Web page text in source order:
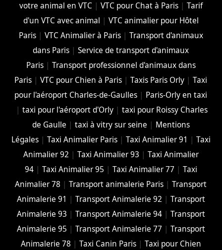
votre animal en VTC | VTC pour Chat à Paris| Tarif
d'un VTC avec animal | VTC animalier pour Hôtel
Paris| VTC Animalier à Paris| Transport d'animaux
dans Paris |Service de transport d'animaux
Paris| Transport professionnel d'animaux dans
Paris |VTC pour Chien à Paris |Taxis Paris Orly |Taxi
pour l'aéroport Charles-de-Gaulles | Paris-Orly en taxi
|taxi pour l'aéroport d'Orly |taxi pour Roissy Charles
de Gaulle | taxi à vitry sur seine | Mentions
Légales| Taxi Animalier Paris| Taxi Animalier 91 | Taxi
Animalier 92 | Taxi Animalier 93 | Taxi Animalier
94| Taxi Animalier 95 | Taxi Animalier 77 | Taxi
Animalier 78 |Transport animalerie Paris |Transport
Animalerie 91 | Transport Animalerie 92 | Transport
Animalerie 93 | Transport Animalerie 94| Transport
Animalerie 95 | Transport Animalerie 77 | Transport
Animalerie 78 | Taxi Canin Paris| Taxi pour Chien